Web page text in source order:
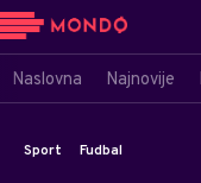
Naslovna Najnovije
Sport Fudbal